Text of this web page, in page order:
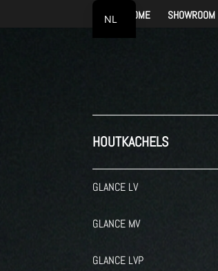
HOME SHOWROOM
HOUTKACHELS
GLANCE LV
GLANCE MV
GLANCE LVP
NL
FR